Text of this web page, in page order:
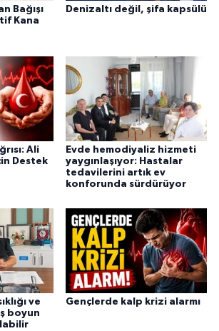
Bağışı
Kana
Denizaltı değil, şifa kapsülü
Ali
Destek
Evde hemodiyaliz hizmeti
yaygınlaşıyor: Hastalar
tedavilerini artık ev
konforunda sürdürüyor
ve
boyun
Gençlerde kalp krizi alarmı